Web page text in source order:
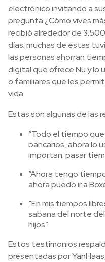
electrónico invitando a
pregunta ¿Cómo vives
recibió alrededor de
días; muchas de estas
las personas ahorran
digital que ofrece Nu y lo
o familiares que les
vida.
Estas son algunas de las
“Todo el tiempo
bancarios, ahora lo
importan: pasar
“Ahora tengo
ahora puedo ir a
“En mis tiempos
sabana del norte
hijos”.
Estos testimonios
presentadas por